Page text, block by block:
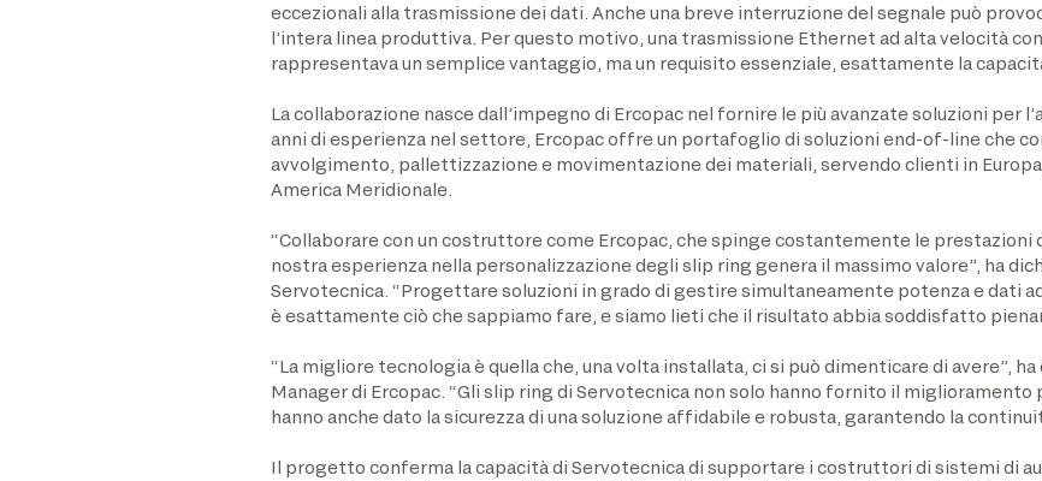
eccezionali alla trasmissione dei dati. Anche una breve interruzione del segnale può
l’intera linea produttiva. Per questo motivo, una trasmissione Ethernet ad alta velocità
rappresentava un semplice vantaggio, ma un requisito essenziale, esattamente la
La collaborazione nasce dall’impegno di Ercopac nel fornire le più avanzate soluzioni per
anni di esperienza nel settore, Ercopac offre un portafoglio di soluzioni end-of-line che
avvolgimento, pallettizzazione e movimentazione dei materiali, servendo clienti in
America Meridionale.
“Collaborare con un costruttore come Ercopac, che spinge costantemente le prestazioni
nostra esperienza nella personalizzazione degli slip ring genera il massimo valore”, ha
Servotecnica. “Progettare soluzioni in grado di gestire simultaneamente potenza e dati
è esattamente ciò che sappiamo fare, e siamo lieti che il risultato abbia soddisfatto
“La migliore tecnologia è quella che, una volta installata, ci si può dimenticare di avere”,
Manager di Ercopac. “Gli slip ring di Servotecnica non solo hanno fornito il miglioramento
hanno anche dato la sicurezza di una soluzione affidabile e robusta, garantendo la
Il progetto conferma la capacità di Servotecnica di supportare i costruttori di sistemi di